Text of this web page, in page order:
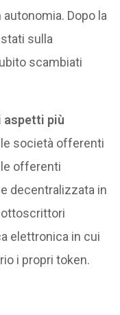
Dopo la
sulla
scambiati
aspetti più
società offerenti
offerenti
decentralizzata in
elettronica in cui
i propri token.